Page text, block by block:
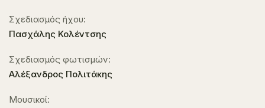
Σχεδιασμός ήχου:
Πασχάλης Κολέντσης
Σχεδιασμός φωτισμών:
Αλέξανδρος Πολιτάκης
Μουσικοί: